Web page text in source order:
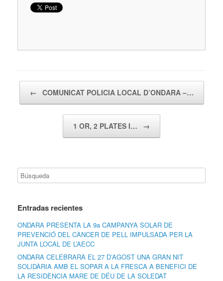
← COMUNICAT POLICIA LOCAL D’ONDARA –…
1 OR, 2 PLATES I… →
Entradas recientes
ONDARA PRESENTA LA 9a CAMPANYA SOLAR DE
PREVENCIÓ DEL CÀNCER DE PELL IMPULSADA PER LA
JUNTA LOCAL DE L’AECC
ONDARA CELEBRARÀ EL 27 D’AGOST UNA GRAN NIT
SOLIDÀRIA AMB EL SOPAR A LA FRESCA A BENEFICI DE
LA RESIDÈNCIA MARE DE DÉU DE LA SOLEDAT